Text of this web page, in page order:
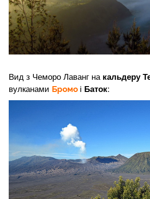
Вид з Чеморо Лаванг на кальдеру
вулканами Бромо і Баток: